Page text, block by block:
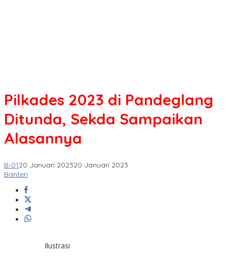
Pilkades 2023 di Pandeglang
Ditunda, Sekda Sampaikan
Alasannya
B-0120 Januari 202320 Januari 2023
Banten
Ilustrasi